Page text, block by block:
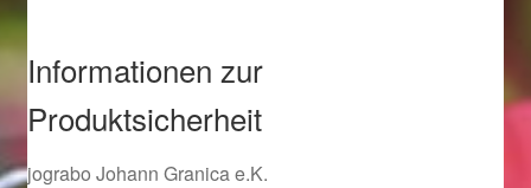
Startseite
Startseite
Informationen zur
Produktsicherheit
jograbo Johann Granica e.K.